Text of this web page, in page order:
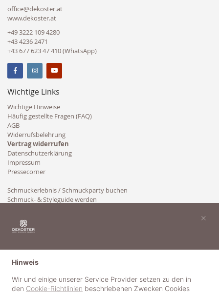
office@dekoster.at
www.dekoster.at
+49 3222 109 4280
+43 4236 2471
+43 677 623 47 410 (WhatsApp)
Wichtige Links
Wichtige Hinweise
Häufig gestellte Fragen (FAQ)
AGB
Widerrufsbelehrung
Vertrag widerrufen
Datenschutzerklärung
Impressum
Pressecorner
Schmuckerlebnis / Schmuckparty buchen
Schmuck- & Styleguide werden
Hinweis
Wir und einige unserer Service Provider setzen zu den in
den Cookie-Richtlinien beschriebenen Zwecken Cookies
×